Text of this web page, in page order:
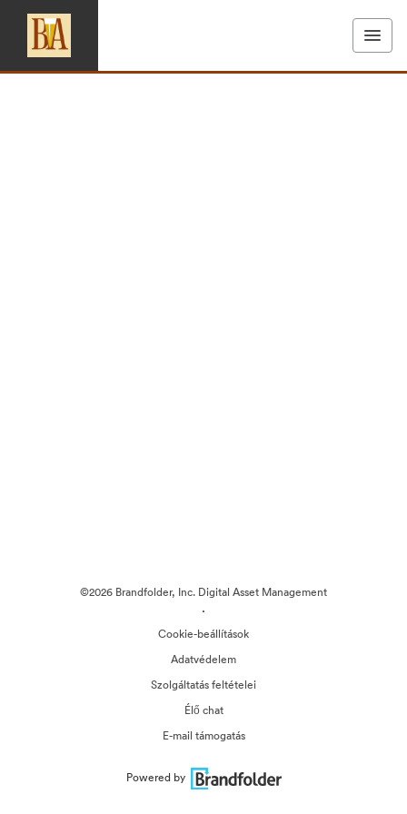
©2026 Brandfolder, Inc. Digital Asset Management
·
Cookie-beállítások
Adatvédelem
Szolgáltatás feltételei
Élő chat
E-mail támogatás
Powered by